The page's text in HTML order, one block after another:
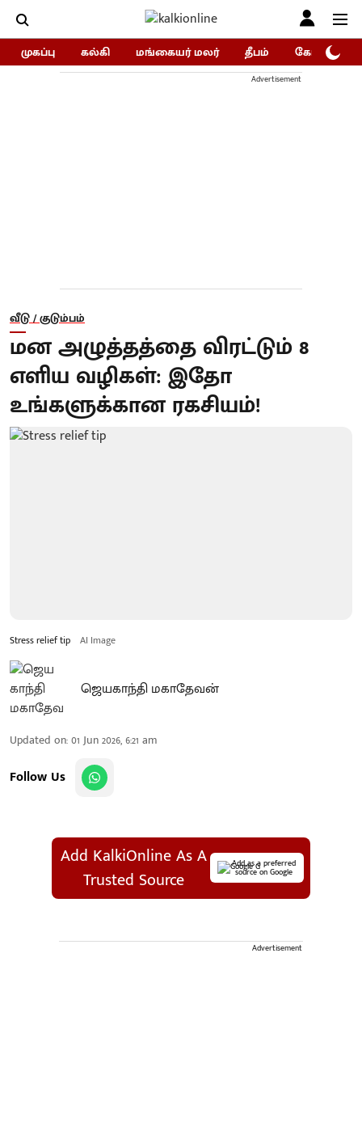
முகப்பு கல்கி மங்கையர் மலர் தீபம் கோகுலம்/
Advertisement
வீடு / குடும்பம்
மன அழுத்தத்தை விரட்டும் 8
எளிய வழிகள்: இதோ
உங்களுக்கான ரகசியம்!
Stress relief tip AI Image
ஜெயகாந்தி மகாதேவன்
Updated on:01 Jun 2026, 6:21 am
Follow Us
Add KalkiOnline As A
Trusted Source
Add as a preferred
source on Google
Advertisement